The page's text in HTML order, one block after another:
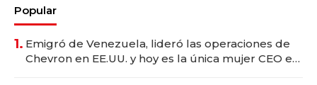
Popular
1. Emigró de Venezuela, lideró las operaciones de
Chevron en EE.UU. y hoy es la única mujer CEO en